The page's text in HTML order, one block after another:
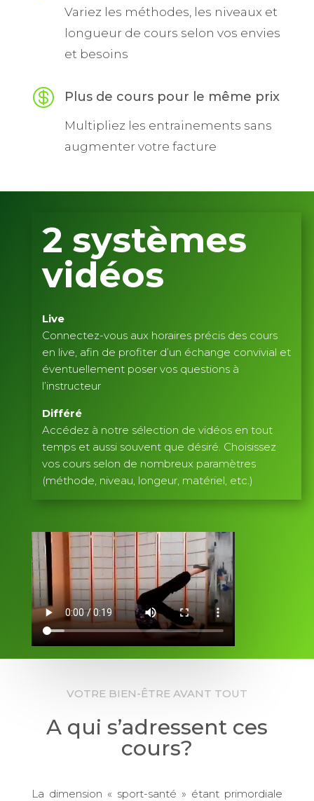
Variez les méthodes, les niveaux et
longueur de cours selon vos envies
et besoins
 Plus de cours pour le même prix
Multipliez les entrainements sans
augmenter votre facture
2 systèmes
vidéos
Live
Connectez-vous aux horaires précis des cours
en live, afin de profiter d’un échange convivial et
éventuellement poser vos questions à
l’instructeur
Différé
Accédez à notre sélection de vidéos en tout
temps et aussi souvent que désiré. Choisissez
vos cours selon de nombreux paramètres
(méthode, niveau, longeur, matériel, etc.)
VOTRE BIEN-ÊTRE AVANT TOUT
A qui s’adressent ces
cours?
La dimension « sport-santé » étant primordiale